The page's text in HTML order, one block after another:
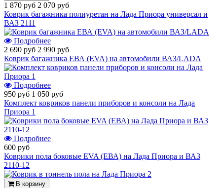
1 870 руб 2 070 руб
Коврик багажника полиуретан на Лада Приора универсал и
ВАЗ 2111
Подробнее
2 690 руб 2 990 руб
Коврик багажника ЕВА (EVA) на автомобили ВАЗ/LADA
Подробнее
950 руб 1 050 руб
Комплект ковриков панели приборов и консоли на Лада
Приора 1
Подробнее
600 руб
Коврики пола боковые EVA (ЕВА) на Лада Приора и ВАЗ
2110-12
В корзину